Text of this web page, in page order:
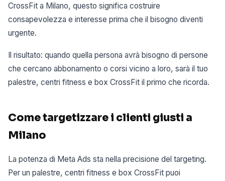
CrossFit a Milano, questo significa costruire
consapevolezza e interesse prima che il bisogno diventi
urgente.
Il risultato: quando quella persona avrà bisogno di persone
che cercano abbonamento o corsi vicino a loro, sarà il tuo
palestre, centri fitness e box CrossFit il primo che ricorda.
Come targetizzare i clienti giusti a
Milano
La potenza di Meta Ads sta nella precisione del targeting.
Per un palestre, centri fitness e box CrossFit puoi